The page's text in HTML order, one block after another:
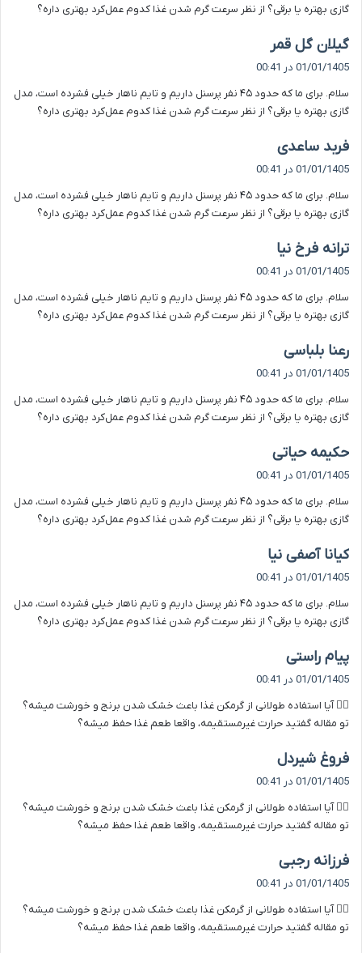
گازی بهتره یا برقی؟ از نظر سرعت گرم شدن غذا کدوم عمل‌کرد بهتری داره؟
گیلان گل قمر
ف
:
01/01/1405 در 00:41
سلام. برای ما که حدود ۴۵ نفر پرسنل داریم و تایم ناهار خیلی فشرده است، مدل
گازی بهتره یا برقی؟ از نظر سرعت گرم شدن غذا کدوم عمل‌کرد بهتری داره؟
فربد ساعدی
ف
:
01/01/1405 در 00:41
سلام. برای ما که حدود ۴۵ نفر پرسنل داریم و تایم ناهار خیلی فشرده است، مدل
گازی بهتره یا برقی؟ از نظر سرعت گرم شدن غذا کدوم عمل‌کرد بهتری داره؟
ترانه فرخ نیا
ف
:
01/01/1405 در 00:41
سلام. برای ما که حدود ۴۵ نفر پرسنل داریم و تایم ناهار خیلی فشرده است، مدل
گازی بهتره یا برقی؟ از نظر سرعت گرم شدن غذا کدوم عمل‌کرد بهتری داره؟
رعنا بلباسی
ف
:
01/01/1405 در 00:41
سلام. برای ما که حدود ۴۵ نفر پرسنل داریم و تایم ناهار خیلی فشرده است، مدل
گازی بهتره یا برقی؟ از نظر سرعت گرم شدن غذا کدوم عمل‌کرد بهتری داره؟
حکیمه حیاتی
:
01/01/1405 در 00:41
سلام. برای ما که حدود ۴۵ نفر پرسنل داریم و تایم ناهار خیلی فشرده است، مدل
گازی بهتره یا برقی؟ از نظر سرعت گرم شدن غذا کدوم عمل‌کرد بهتری داره؟
کیانا آصفی نیا
ف
:
01/01/1405 در 00:41
سلام. برای ما که حدود ۴۵ نفر پرسنل داریم و تایم ناهار خیلی فشرده است، مدل
گازی بهتره یا برقی؟ از نظر سرعت گرم شدن غذا کدوم عمل‌کرد بهتری داره؟
پیام راستی
:
01/01/1405 در 00:41
۲️⃣ آیا استفاده طولانی از گرمکن غذا باعث خشک شدن برنج و خورشت میشه؟
تو مقاله گفتید حرارت غیرمستقیمه، واقعا طعم غذا حفظ میشه؟
فروغ شیردل
ف
:
01/01/1405 در 00:41
۲️⃣ آیا استفاده طولانی از گرمکن غذا باعث خشک شدن برنج و خورشت میشه؟
تو مقاله گفتید حرارت غیرمستقیمه، واقعا طعم غذا حفظ میشه؟
فرزانه رجبی
ف
:
01/01/1405 در 00:41
۲️⃣ آیا استفاده طولانی از گرمکن غذا باعث خشک شدن برنج و خورشت میشه؟
تو مقاله گفتید حرارت غیرمستقیمه، واقعا طعم غذا حفظ میشه؟